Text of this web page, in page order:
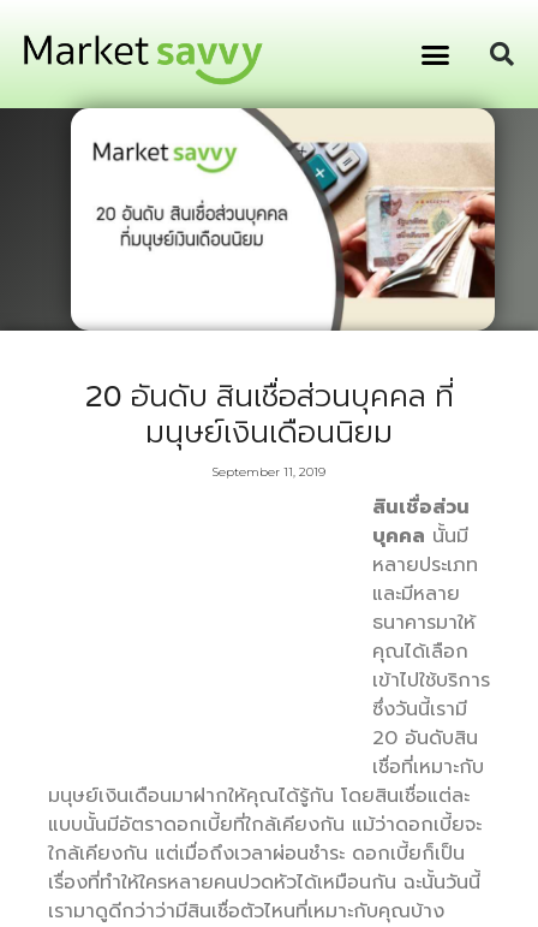
20 อันดับ สินเชื่อส่วนบุคคล ที่
มนุษย์เงินเดือนนิยม
September 11, 2019
สินเชื่อส่วน
บุคคล นั้นมี
หลายประเภท
และมีหลาย
ธนาคารมาให้
คุณได้เลือก
เข้าไปใช้บริการ
ซึ่งวันนี้เรามี
20 อันดับสิน
เชื่อที่เหมาะกับ
มนุษย์เงินเดือนมาฝากให้คุณได้รู้กัน โดยสินเชื่อแต่ละ
แบบนั้นมีอัตราดอกเบี้ยที่ใกล้เคียงกัน แม้ว่าดอกเบี้ยจะ
ใกล้เคียงกัน แต่เมื่อถึงเวลาผ่อนชำระ ดอกเบี้ยก็เป็น
เรื่องที่ทำให้ใครหลายคนปวดหัวได้เหมือนกัน ฉะนั้นวันนี้
เรามาดูดีกว่าว่ามีสินเชื่อตัวไหนที่เหมาะกับคุณบ้าง